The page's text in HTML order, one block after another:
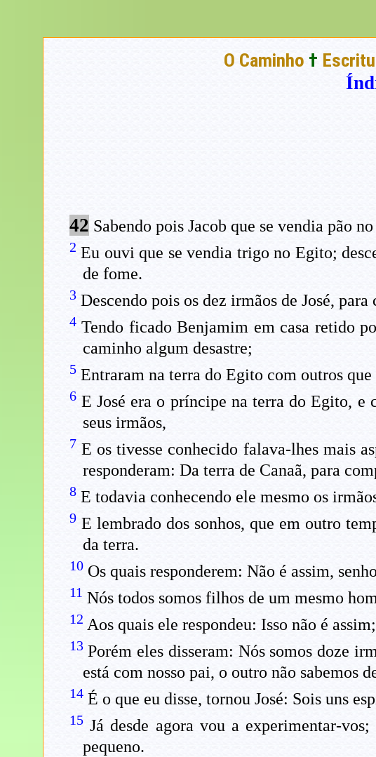
O Caminho †
42 Sabendo pois Jacob que se vendia pão
2 Eu ouvi que se vendia trigo no Egito;
de fome.
3 Descendo pois os dez irmãos de José,
4 Tendo ficado Benjamim em casa retido
caminho algum desastre;
5 Entraram na terra do Egito com outros
6 E José era o príncipe na terra do Egito, e
seus irmãos,
7 E os tivesse conhecido falava-lhes mais
responderam: Da terra de Canaã, para
8 E todavia conhecendo ele mesmo os
9 E lembrado dos sonhos, que em outro
da terra.
10 Os quais responderem: Não é assim,
11 Nós todos somos filhos de um mesmo
12 Aos quais ele respondeu: Isso não é
13 Porém eles disseram: Nós somos doze
está com nosso pai, o outro não sabemos
14 É o que eu disse, tornou José: Sois uns
15 Já desde agora vou a experimentar-
pequeno.